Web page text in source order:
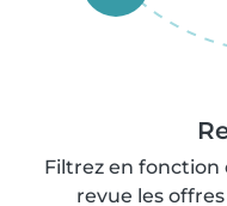
Filtrez en fonction
revue les